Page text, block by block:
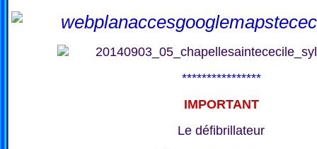
****************
IMPORTANT
Le défibrillateur